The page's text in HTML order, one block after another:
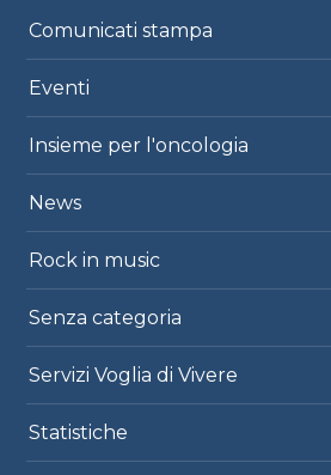
Comunicati stampa
Eventi
Insieme per l'oncologia
News
Rock in music
Senza categoria
Servizi Voglia di Vivere
Statistiche